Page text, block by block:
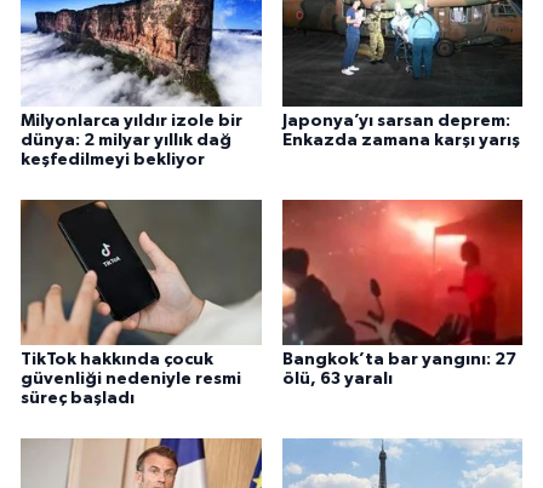
Milyonlarca yıldır izole bir
dünya: 2 milyar yıllık dağ
keşfedilmeyi bekliyor
Japonya’yı sarsan deprem:
Enkazda zamana karşı yarış
TikTok hakkında çocuk
güvenliği nedeniyle resmi
süreç başladı
Bangkok’ta bar yangını: 27
ölü, 63 yaralı